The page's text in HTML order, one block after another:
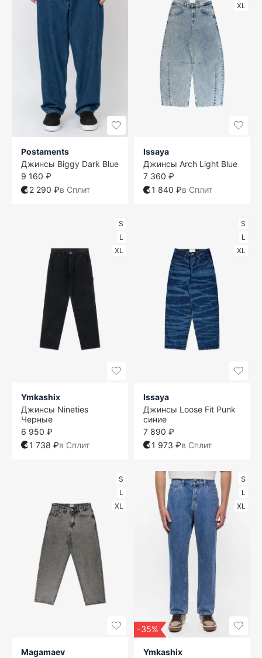
Postaments
Джинсы Biggy Dark Blue
9 160 ₽
2 290 ₽в Сплит
XL
Issaya
Джинсы Arch Light Blue
7 360 ₽
1 840 ₽в Сплит
S
L
XL
Ymkashix
Джинсы Nineties
Черные
6 950 ₽
1 738 ₽в Сплит
S
L
XL
Issaya
Джинсы Loose Fit Punk
синие
7 890 ₽
1 973 ₽в Сплит
S
L
XL
Magamaev
S
L
XL
-35%
Ymkashix